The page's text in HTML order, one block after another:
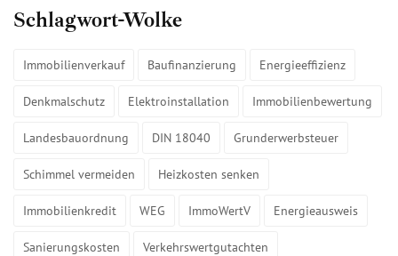
Schlagwort-Wolke
Immobilienverkauf Baufinanzierung Energieeffizienz
Denkmalschutz Elektroinstallation Immobilienbewertung
Landesbauordnung DIN 18040 Grunderwerbsteuer
Schimmel vermeiden Heizkosten senken
Immobilienkredit WEG ImmoWertV Energieausweis
Sanierungskosten Verkehrswertgutachten